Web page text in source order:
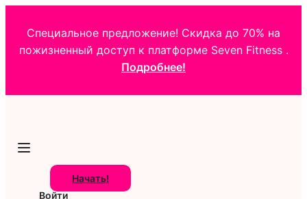
Специальное предложение! Скидка до 70% на
пожизненный доступ к платформе Seven Fitness .
Подробнее!
Начать!
Войти